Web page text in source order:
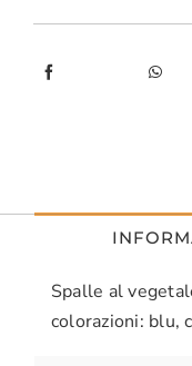
quantità
Spalle al
colorazioni: blu,